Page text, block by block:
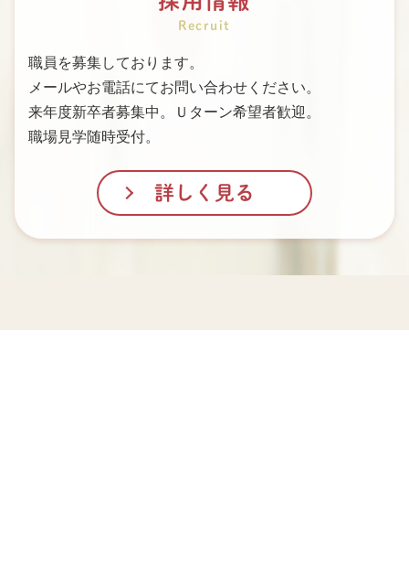
Recruit
職員を募集しております。
メールやお電話にてお問い合わせください。
来年度新卒者募集中。Ｕターン希望者歓迎。
職場見学随時受付。
詳しく見る